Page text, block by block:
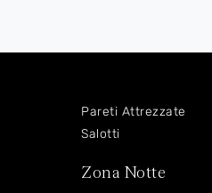
Pareti Attrezzate
Salotti
Zona Notte